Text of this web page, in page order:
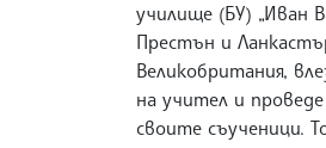
училище (БУ) „Иван
Престън и
Великобритания,
на учител и
своите съученици.